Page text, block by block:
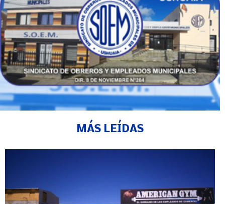
MÁS LEÍDAS